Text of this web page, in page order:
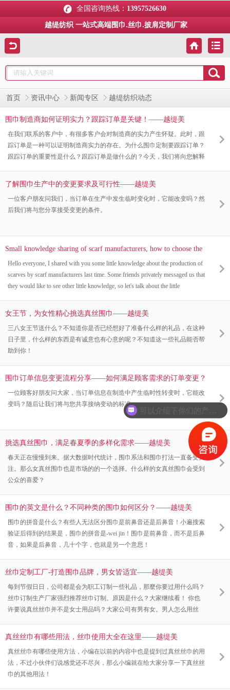
全国咨询热线： 13957526630
越缇纺织 一站式高端围巾.丝巾.披肩定制厂家
首页 资讯中心 新闻专区 越缇纺织动态
围巾制造商如何证明实力？跟踪订单是关键！——越缇美
在我们联系的客户中，有很多客户会对制造商的实力产生怀疑。此时，跟
踪订单是一种可以证明制造商实力的存在。为什么围巾定制要跟踪订单？
跟踪订单的重要性是什么？跟踪订单是做什么的？今天，我们将向您解释
了解围巾生产中的变更要求及可行性——越缇美
一位客户朋友问我们，当订单在生产中发生临时变化时，它能改变吗？然
后我们将与您分享接受变更的条件。
Small knowledge sharing of scarf manufacturers, how to choose the
shipping method - Yuetimei
Hello everyone, I shared with you some little knowledge about the production of
scarves by scarf manufacturers last time. Some friends privately messaged us that
they would like to see other little knowledge, so let's talk about the little
女王节，为女性精心挑选真丝围巾——越缇美
三八女王节送什么？不知道你是否已经想好了准备什么样的礼品，在这种
日子里，什么样的东西是有诚意也有心意的呢？不知道这一些礼品能否帮
助到你！
围巾订单信息变更流程分享——如何满足顾客需求的订单变更？
——越缇美
一位顾客好朋友问大家，当订单信息在制造中产生临时性转变时，它能改
变吗？随后让我们将与您共享接纳变动的标准。
挑选真丝围巾，满足春夏季的多样化需求——越缇美
春天正在慢慢到来。据大数据时代统计，围巾系法和围巾打法一直备受关
注。那么女真丝围巾也是市场的的一个选择。什么样的女真丝围巾会受到
公众的喜爱？
围巾的英文是什么？不同种类的围巾如何区分？——越缇美
围巾的拼音是什么？有些人无法区分围巾是前鼻音还是后鼻音！小遍搜索
验证后得到的结果是，围巾的拼音是-wei jin！围巾是前鼻音，而不是后鼻
音，如果是后鼻音，几十个字，也就是另一个意思！
丝巾定制工厂-打造围巾品牌，男女皆适宜——越缇美
每到节假日日，公司都是会为职工订制一些礼品，那麼你要过用什么吗？
丝巾订制生产厂家强烈推荐丝巾订制。原因是什么？大家继续看！ 你也
许要说真丝丝巾并不是女士用品吗？大家公司有男有女。男人怎么用丝
的定做生产厂家，大家不但做绸缎，想对你说的是羊绒衫或是仿羊绒。这
而也不要担忧不适合的问题，那么我为什么要强烈推荐围巾呢？由于我们
可以在上面印上自身的LOGO，订制大家的腾图，或是一些信息内容，既
便捷又好用。围
真丝丝巾有哪些用法，丝巾使用大全在这里——越缇美
真丝丝巾有哪些使用方法，小编在以前的内容中也是提到过真丝丝巾的用
法，不过小伙伴们说感觉还不尽兴，那么小编就在给大家分享一下真丝丝
巾的其他用法！